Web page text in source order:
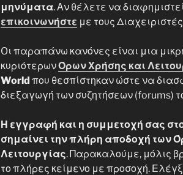
μηνύματα. Αν θέλετε να
επικοινωνήστε με τους
Oι παραπάνω κανόνες είναι μια
κυριότερωνΌρων Χρήσης και
World που θεσπίστηκαν ώστε να
διεξαγωγή των συζητήσεων (forums)
Η εγγραφή και η συμμετοχή σας
σημαίνει την πλήρη αποδοχή των
Λειτουργίας. Παρακαλούμε, μόλις
το πλήρες κείμενο με προσοχή.